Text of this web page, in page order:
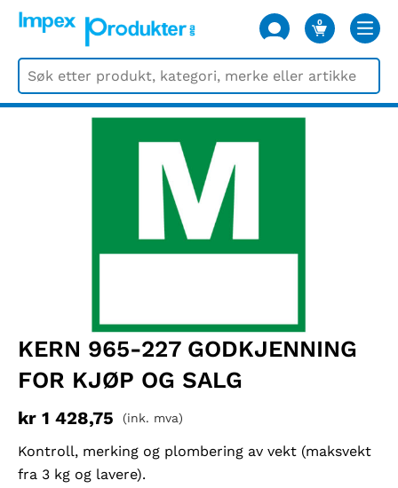
0
VARER
KERN 965-227 GODKJENNING
FOR KJØP OG SALG
kr 1 428,75 (ink. mva)
Kontroll, merking og plombering av vekt (maksvekt
fra 3 kg og lavere).